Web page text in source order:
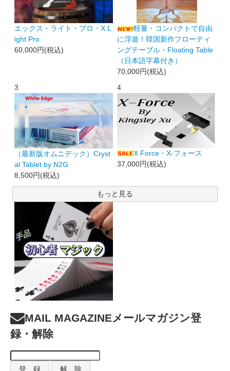
エックス・ライト・プロ・X L
ight Pro
60,000円(税込)
軽量・コンパクトで自由
に浮遊！韓国新作フローティ
ングテーブル・Floating Table
（日本語字幕付き）
70,000円(税込)
3
（最新版オムニデック）Cryst
al Tablet by N2G
8,500円(税込)
4
X Force・X-フォース
37,000円(税込)
もっと見る
MAIL MAGAZINE メールマガジン登
録・解除